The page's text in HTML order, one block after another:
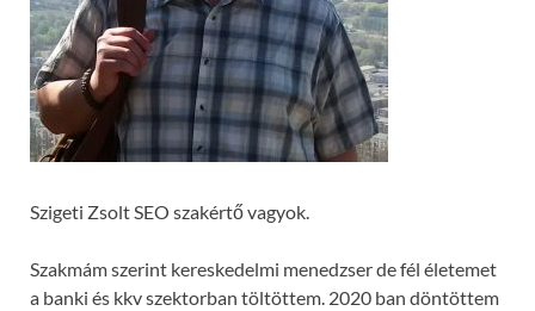
Szigeti Zsolt SEO szakértő vagyok.
Szakmám szerint kereskedelmi menedzser de fél életemet
a banki és kkv szektorban töltöttem. 2020 ban döntöttem